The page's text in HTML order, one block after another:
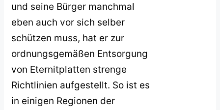
und seine Bürger manchmal
eben auch vor sich selber
schützen muss, hat er zur
ordnungsgemäßen Entsorgung
von Eternitplatten strenge
Richtlinien aufgestellt. So ist es
in einigen Regionen der